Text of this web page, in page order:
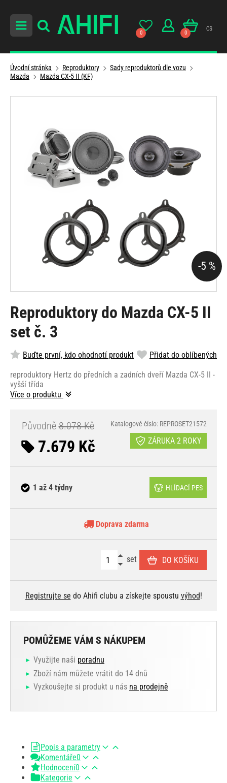
0 0
cs
Úvodní stránka Reproduktory
Sady reproduktorů dle vozu
Mazda
Mazda CX-5 II (KF)
Reproduktory do Mazda CX-5 II
set č. 3
Buďte první, kdo ohodnotí produkt Přidat do oblíbených
reproduktory Hertz do předních a zadních dveří Mazda CX-5 II -
vyšší třída
Více o produktu
Původně8.078 Kč
7.679 Kč
Katalogové číslo: REPROSET21572
ZÁRUKA 2 ROKY
1 až 4 týdny HLÍDACÍ PES
Doprava zdarma
set DO KOŠÍKU
Registrujte se do Ahifi clubu a získejte spoustu výhod!
POMŮŽEME VÁM S NÁKUPEM
Využijte naši poradnu
Zboží nám můžete vrátit do 14 dnů
Vyzkoušejte si produkt u nás na prodejně
-5 %
Popis a parametry
Komentáře0
Hodnocení0
Kategorie